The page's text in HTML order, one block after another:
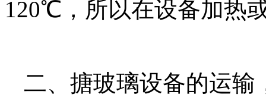
120℃，所以在设备加热
二、搪玻璃设备的运输